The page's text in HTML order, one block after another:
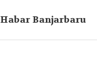
Habar Banjarbaru